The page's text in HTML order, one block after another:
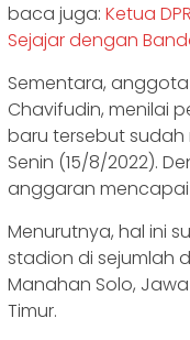
baca juga: Ketua
Sejajar dengan
Sementara, anggota
Chavifudin, menilai
baru tersebut sudah
Senin (15/8/2022).
anggaran mencapai
Menurutnya, hal ini
stadion di sejumlah
Manahan Solo,
Timur.